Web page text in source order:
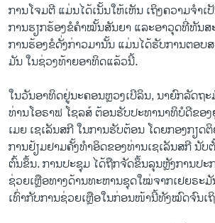
ການໂຈມຕີ ແມ່ນໄດ້​ເນັ້ນ​ໃຫ້​ເຫັນ ​ເຖິງ​ຄວາມ​ຈຳ​ເ
ການຮຽກຮ້ອງຂໍຄໍາໝັ້ນສັນຍາ ແລະອາວຸດທີ່ທັນສ
ການຮ້ອງຂໍດັ່ງກ່າວມານັ້ນ ແມ່ນໄດ້ຮັບການຕອບ
ມັນ ໃນຊ່ວງທ້າຍອາທິດແລ້ວນີ້.
ໃນວັນອາທິດຢູ່ນະຄອນຫຼວງເບີລິນ, ນາຍົກລັດຖ
ທ່ານໂອຣາຟ ໂຊລສ໌ ຕ້ອນຮັບປະທານາທິບໍດີຂອ
ເມຍ ເຊເລັນສກີ ໃນການຮັບຕ້ອນ ​ໂດຍກອງ​ກຽດ​
ການຢ້ຽມຢາມຄັ້ງທໍາອິດຂອງທ່ານເຊເລັນສກີ ນັບ
ຕົ້ນຂຶ້ນ. ການປະຊຸມ ໄດ້ຖືກຈັດຂຶ້ນລຸນຫຼັງການປະ
ຊ່ວຍເຫຼືອທາງດ້ານທະ​ຫານຊຸດໃໝ່ຈາກເຢຍຣະ
ເທົ່າກັບການຊ່ວຍເຫຼືອໃນກ່ອນໜ້ານີ້ທັງໝົດຈົນເ